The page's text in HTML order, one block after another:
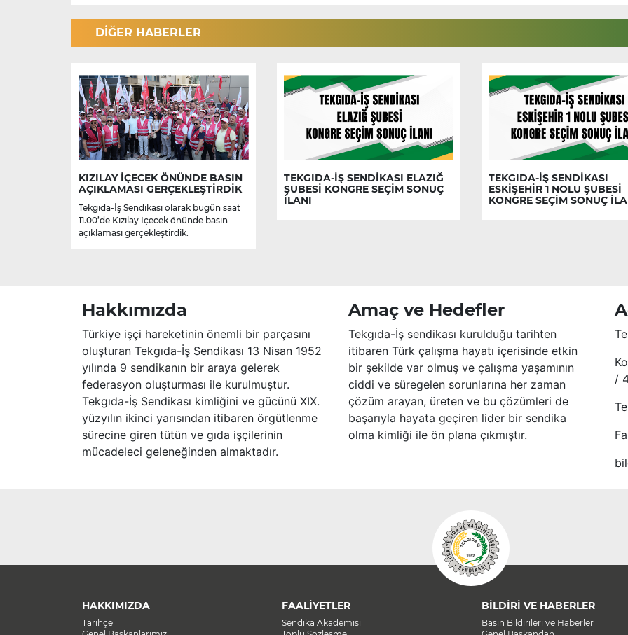
DİĞER HABERLER
KIZILAY İÇECEK ÖNÜNDE BASIN
AÇIKLAMASI GERÇEKLEŞTİRDİK
Tekgıda-İş Sendikası olarak bugün saat
11.00’de Kızılay İçecek önünde basın
açıklaması gerçekleştirdik.
TEKGIDA-İŞ SENDİKASI ELAZIĞ
ŞUBESİ KONGRE SEÇİM SONUÇ
İLANI
TEKGIDA-İŞ SENDİKASI
ESKİŞEHİR 1 NOLU ŞUBESİ
KONGRE SEÇİM SONUÇ
Hakkımızda
Türkiye işçi hareketinin önemli bir parçasını
oluşturan Tekgıda-İş Sendikası 13 Nisan 1952
yılında 9 sendikanın bir araya gelerek
federasyon oluşturması ile kurulmuştur.
Tekgıda-İş Sendikası kimliğini ve gücünü XIX.
yüzyılın ikinci yarısından itibaren örgütlenme
sürecine giren tütün ve gıda işçilerinin
mücadeleci geleneğinden almaktadır.
Amaç ve Hedefler
Tekgıda-İş sendikası kurulduğu tarihten
itibaren Türk çalışma hayatı içerisinde etkin
bir şekilde var olmuş ve çalışma yaşamının
ciddi ve süregelen sorunlarına her zaman
çözüm arayan, üreten ve bu çözümleri de
başarıyla hayata geçiren lider bir sendika
olma kimliği ile ön plana çıkmıştır.
/
HAKKIMIZDA
Tarihçe
FAALİYETLER
Sendika Akademisi
BİLDİRİ VE HABERLER
Basın Bildirileri ve Haberler